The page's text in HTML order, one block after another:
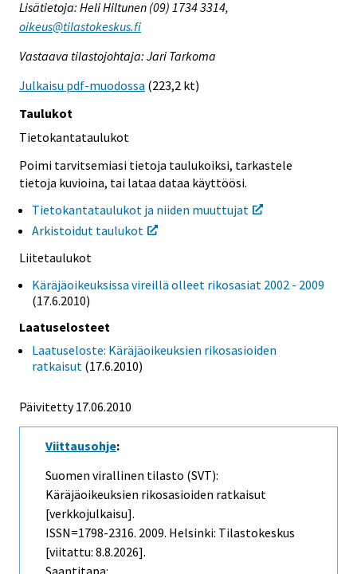
Lisätietoja: Heli Hiltunen (09) 1734 3314,
oikeus@tilastokeskus.fi
Vastaava tilastojohtaja: Jari Tarkoma
Julkaisu pdf-muodossa (223,2 kt)
Taulukot
Tietokantataulukot
Poimi tarvitsemiasi tietoja taulukoiksi, tarkastele
tietoja kuvioina, tai lataa dataa käyttöösi.
Tietokantataulukot ja niiden muuttujat
Arkistoidut taulukot
Liitetaulukot
Käräjäoikeuksissa vireillä olleet rikosasiat 2002 - 2009
(17.6.2010)
Laatuselosteet
Laatuseloste: Käräjäoikeuksien rikosasioiden
ratkaisut (17.6.2010)
Päivitetty 17.06.2010
Viittausohje:
Suomen virallinen tilasto (SVT):
Käräjäoikeuksien rikosasioiden ratkaisut
[verkkojulkaisu].
ISSN=1798-2316. 2009. Helsinki: Tilastokeskus
[viitattu: 8.8.2026].